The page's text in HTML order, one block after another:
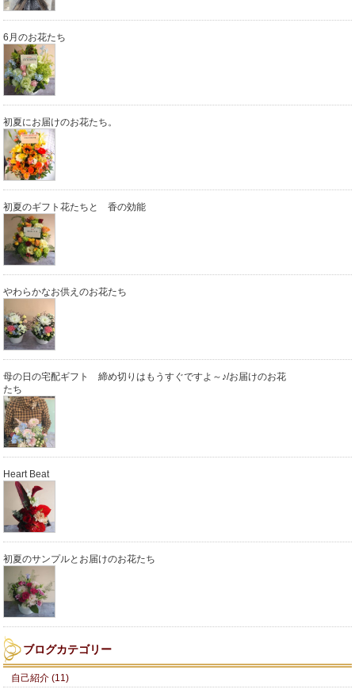
6月のお花たち
初夏にお届けのお花たち。
初夏のギフト花たちと 香の効能
やわらかなお供えのお花たち
母の日の宅配ギフト 締め切りはもうすぐですよ～♪/お届けのお花
たち
Heart Beat
初夏のサンプルとお届けのお花たち
ブログカテゴリー
自己紹介 (11)